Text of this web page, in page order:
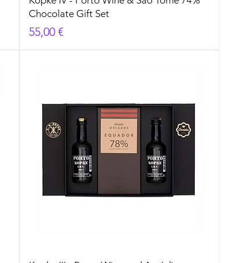
Chocolate Gift Set
Prezzo
55,00 €